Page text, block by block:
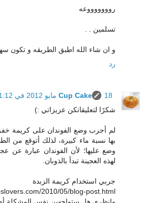
روووووووعه
تسلمين . .
و ان شاء الله اطبق الطريقه و تكون
رد
Cup Cake
18 مايو 2012 في 11:12 ص
شكرًا لتعليقاتكن عزيزاتي :)
لم أجرب وضع الفوندان على كريمة
بها نسبة ماء كبيرة، لذلك أتوقع من
وضع عليها؛ لأن الفوندان عبارة عن
لهذه العجينة تبدأ بالذوبان.
جربي استخدام كريمة الزبدة
2010/05/blog-post.html